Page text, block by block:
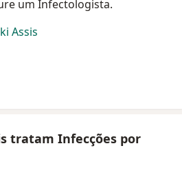
um Infectologista.
Assis
tratam Infecções por